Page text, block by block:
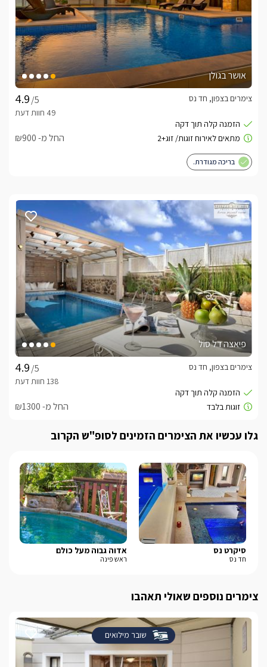
אושר בגולן
/5
צימרים בצפון, חד נס
החל מ- ₪900
בריכה מגודרת.
פיאצה דל סול
/5
צימרים בצפון, חד נס
החל מ- ₪1300
גלו עכשיו את הצימרים הזמינים לסופ"ש הקרוב
סיקרט נס
חד נס
אדוה גבוה מעל כולם
ראש פינה
צימרים נוספים שאולי תאהבו
שובר מילואים